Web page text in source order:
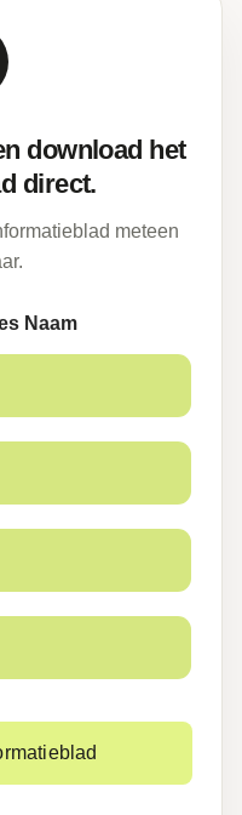
download het
direct.
meteen
Naam